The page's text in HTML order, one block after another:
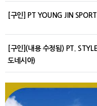
[구인] PT YOUNG JIN
[구인](내용 수정됨) PT.
도네시아)